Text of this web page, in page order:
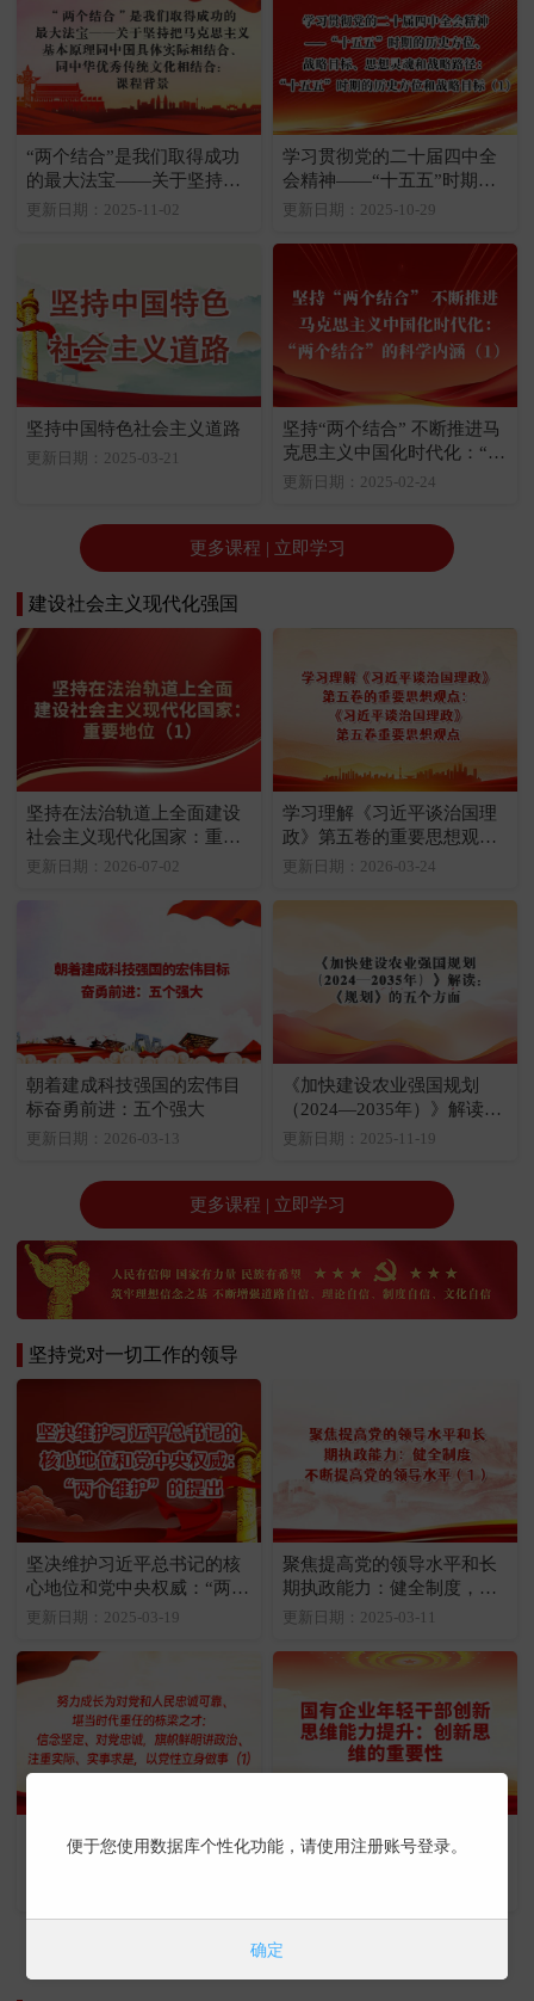
“两个结合”是我们取得成功
的最大法宝——关于坚持把
马克思主义基本原理同中国
更新日期：2025-11-02
学习贯彻党的二十届四中全
会精神——“十五五”时期的
历史方位、战略目标、思想
更新日期：2025-10-29
坚持中国特色社会主义道路
更新日期：2025-03-21
坚持“两个结合” 不断推进马
克思主义中国化时代化：“两
个结合”的科学内涵（1）
更新日期：2025-02-24
更多课程 | 立即学习
建设社会主义现代化强国
坚持在法治轨道上全面建设
社会主义现代化国家：重要
地位（1）
更新日期：2026-07-02
学习理解《习近平谈治国理
政》第五卷的重要思想观
点：《习近平谈治国理政》
更新日期：2026-03-24
朝着建成科技强国的宏伟目
标奋勇前进：五个强大
更新日期：2026-03-13
《加快建设农业强国规划
（2024—2035年）》解读：
《规划》的五个方面
更新日期：2025-11-19
更多课程 | 立即学习
坚持党对一切工作的领导
坚决维护习近平总书记的核
心地位和党中央权威：“两个
维护”的提出
更新日期：2025-03-19
聚焦提高党的领导水平和长
期执政能力：健全制度，不
断提高党的领导水平（1）
更新日期：2025-03-11
努力成长为对党和人民忠诚
可靠、堪当时代重任的栋梁
国有企业年轻干部创新思维
能力提升：创新思维的重要
更多课程 | 立即学习
便于您使用数据库个性化功能，请使用注册账号登录。
确定